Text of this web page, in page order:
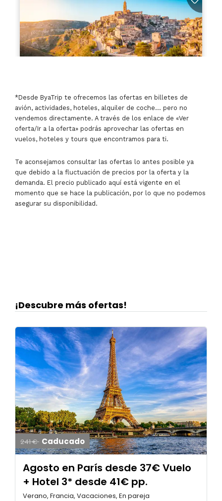
*Desde ByaTrip te ofrecemos las ofertas en billetes de
avión, actividades, hoteles, alquiler de coche… pero no
vendemos directamente. A través de los enlace de «Ver
oferta/Ir a la oferta» podrás aprovechar las ofertas en
vuelos, hoteles y tours que encontramos para ti.
Te aconsejamos consultar las ofertas lo antes posible ya
que debido a la fluctuación de precios por la oferta y la
demanda. El precio publicado aquí está vigente en el
momento que se hace la publicación, por lo que no podemos
asegurar su disponibilidad.
¡Descubre más ofertas!
241 € Caducado
Agosto en París desde 37€ Vuelo
+ Hotel 3* desde 41€ pp.
Verano, Francia, Vacaciones, En pareja